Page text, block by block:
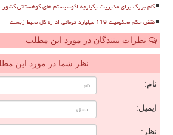
گام بزرگ برای مدیریت یکپارچه اکوسیستم های کوهستانی کشور
نقض حکم محکومیت 119 میلیارد تومانی اداره کل محیط زیست
نظرات بینندگان در مورد این مطلب
نظر شما در مورد این
نام:
ایمیل:
نظر: